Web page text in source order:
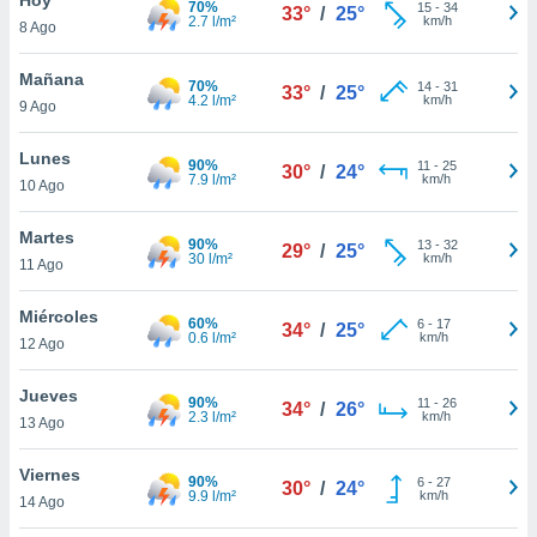
en
más
nuestra
de
cookies
aceptar
8 Ago
70%
2.7 l/m²
33° / 25° 15- 34
km/h
Mañana
9 Ago
70%
4.2 l/m²
33° / 25° 14- 31
km/h
Lunes
10 Ago
90%
7.9 l/m²
30° / 24° 11 - 25
km/h
Martes
11 Ago
90%
30 l/m²
29° / 25° 13- 32
km/h
Miércoles
12 Ago
60%
0.6 l/m²
34° / 25° 6- 17
km/h
Jueves
13 Ago
90%
2.3 l/m²
34° / 26° 11 - 26
km/h
Viernes
14 Ago
90%
9.9 l/m²
30° / 24° 6- 27
km/h